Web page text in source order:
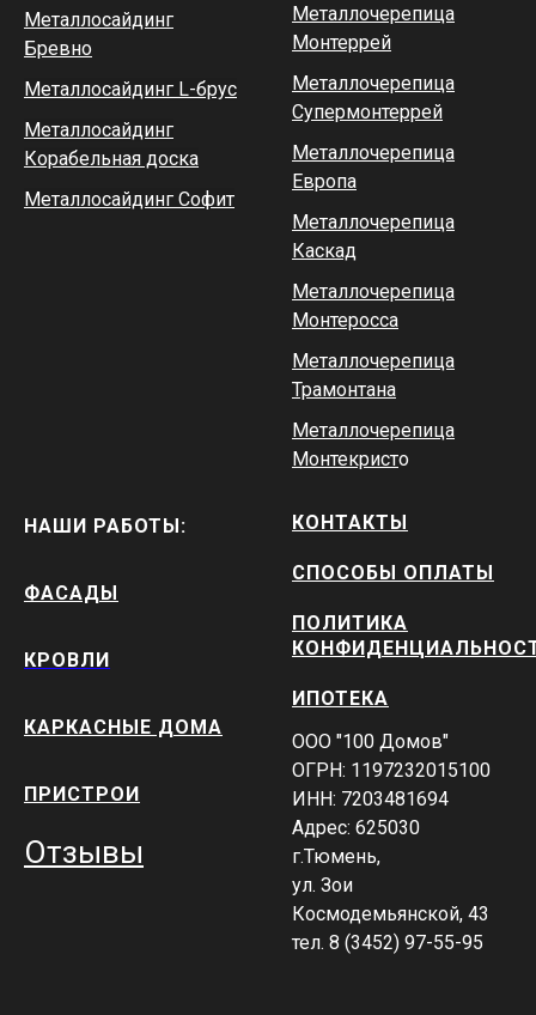
Металлосайдинг
Бревно
Металлосайдинг L-брус
Металлосайдинг
Корабельная доска
Металлосайдинг Софит
Металлочерепица
Монтеррей
Металлочерепица
Супермонтеррей
Металлочерепица
Европа
Металлочерепица
Каскад
Металлочерепица
Монтеросса
Металлочерепица
Трамонтана
Металлочерепица
Монтекристо
НАШИ РАБОТЫ:
ФАСАДЫ
КРОВЛИ
КАРКАСНЫЕ ДОМА
ПРИСТРОИ
Отзывы
КОНТАКТЫ
СПОСОБЫ ОПЛАТЫ
ПОЛИТИКА
ИПОТЕКА
ООО "100 Домов"
ОГРН: 1197232015100
ИНН: 7203481694
Адрес: 625030
г.Тюмень,
ул. Зои
Космодемьянской, 43
тел. 8 (3452) 97-55-95